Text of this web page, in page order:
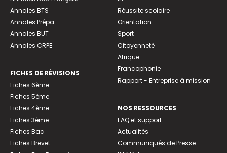
Annales BTS
Annales Prépa
Annales BUT
Annales CRPE
FICHES DE RÉVISIONS
Fiches 6ème
Fiches 5ème
Fiches 4ème
Fiches 3ème
Fiches Bac
Fiches Brevet
Réussite scolaire
Orientation
Sport
Citoyenneté
Afrique
Francophonie
Rapport - Entreprise à mission
NOS RESSOURCES
FAQ et support
Actualités
Communiqués de Presse